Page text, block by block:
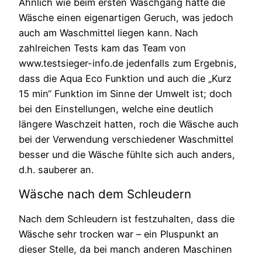
Ähnlich wie beim ersten Waschgang hatte die
Wäsche einen eigenartigen Geruch, was jedoch
auch am Waschmittel liegen kann. Nach
zahlreichen Tests kam das Team von
www.testsieger-info.de jedenfalls zum Ergebnis,
dass die Aqua Eco Funktion und auch die „Kurz
15 min“ Funktion im Sinne der Umwelt ist; doch
bei den Einstellungen, welche eine deutlich
längere Waschzeit hatten, roch die Wäsche auch
bei der Verwendung verschiedener Waschmittel
besser und die Wäsche fühlte sich auch anders,
d.h. sauberer an.
Wäsche nach dem Schleudern
Nach dem Schleudern ist festzuhalten, dass die
Wäsche sehr trocken war – ein Pluspunkt an
dieser Stelle, da bei manch anderen Maschinen